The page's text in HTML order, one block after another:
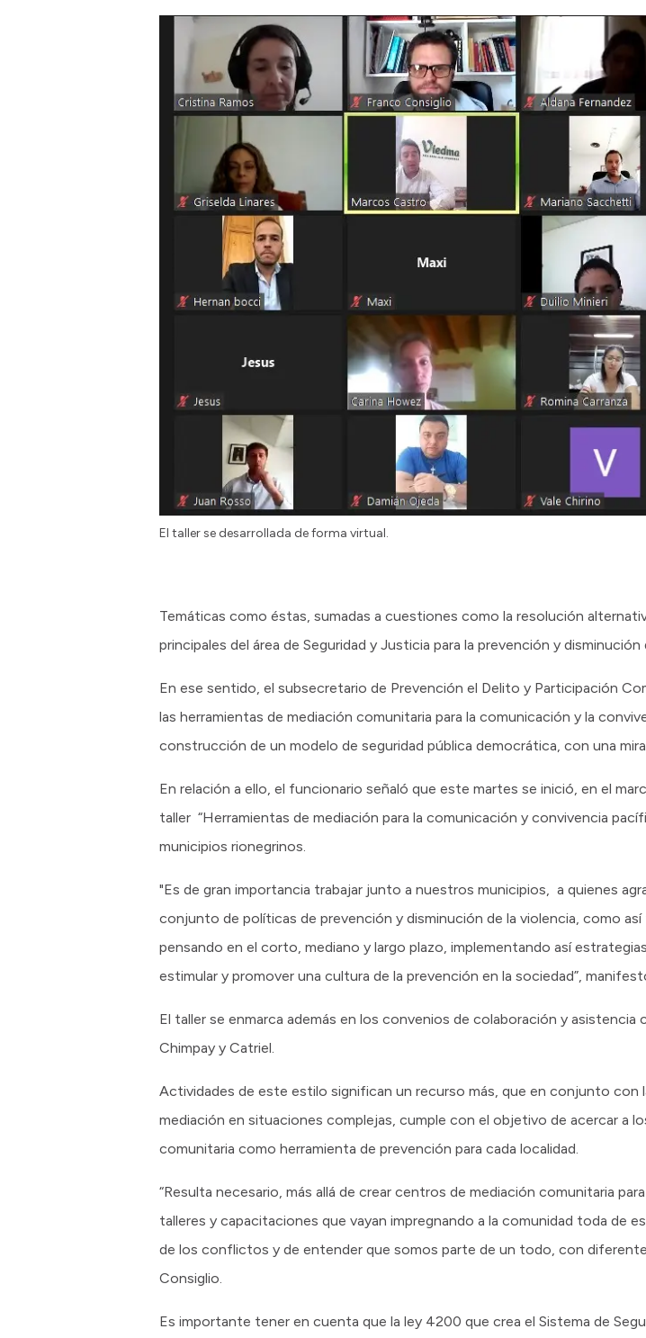
El taller se desarrollada de forma virtual.
Temáticas como éstas, sumadas a cuestiones como la resolución
principales del área de Seguridad y Justicia para la prevención y disminución
En ese sentido, el subsecretario de Prevención el Delito y Participación
las herramientas de mediación comunitaria para la comunicación y la
construcción de un modelo de seguridad pública democrática, con una
En relación a ello, el funcionario señaló que este martes se inició, en el
taller “Herramientas de mediación para la comunicación y convivencia
municipios rionegrinos.
"Es de gran importancia trabajar junto a nuestros municipios, a quienes
conjunto de políticas de prevención y disminución de la violencia, como
pensando en el corto, mediano y largo plazo, implementando así
estimular y promover una cultura de la prevención en la sociedad”,
El taller se enmarca además en los convenios de colaboración y asistencia
Chimpay y Catriel.
Actividades de este estilo significan un recurso más, que en conjunto con
mediación en situaciones complejas, cumple con el objetivo de acercar a
comunitaria como herramienta de prevención para cada localidad.
“Resulta necesario, más allá de crear centros de mediación comunitaria
talleres y capacitaciones que vayan impregnando a la comunidad toda de
de los conflictos y de entender que somos parte de un todo, con
Consiglio.
Es importante tener en cuenta que la ley 4200 que crea el Sistema de